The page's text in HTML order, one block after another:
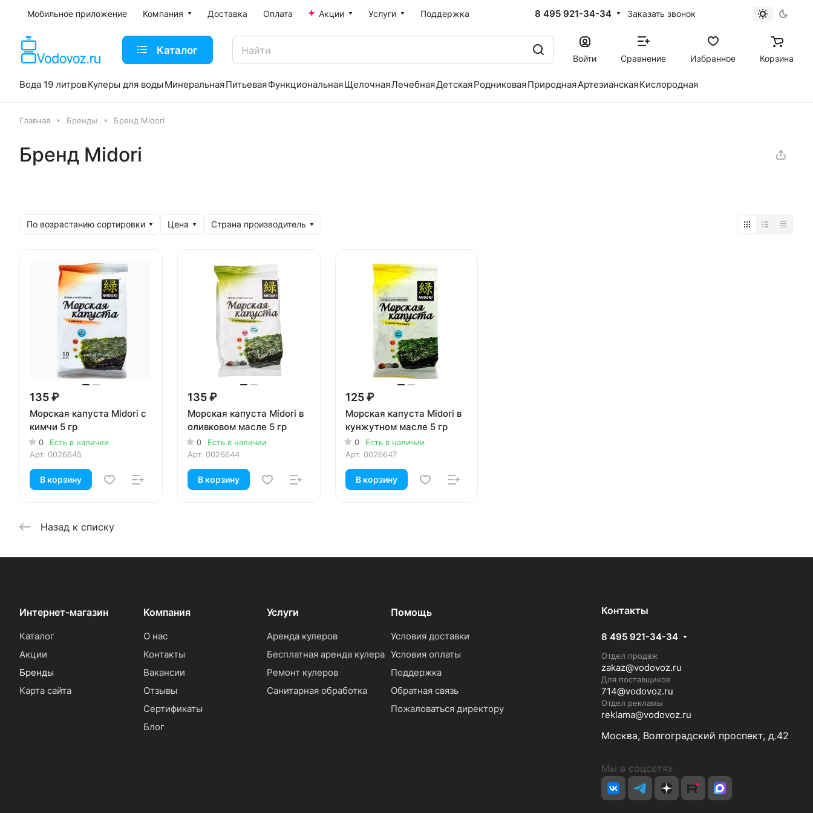
Мобильное приложение Компания Доставка Оплата Акции Услуги Поддержка 8 495 921-34-34 Заказать звонок
Каталог
Войти Сравнение Избранное Корзина
Вода 19 литровКулеры для воды МинеральнаяПитьеваяФункциональнаяЩелочнаяЛечебнаяДетскаяРодниковаяПрироднаяАртезианскаяКислородная
Главная Бренды Бренд Midori
Бренд Midori
По возрастанию сортировки Цена Страна производитель
135 ₽
Морская капуста Midori с
кимчи 5 гр
0
Есть в наличии
Арт. 0026645
В корзину
135 ₽
Морская капуста Midori в
оливковом масле 5 гр
0
Есть в наличии
Арт. 0026644
В корзину
125 ₽
Морская капуста Midori в
кунжутном масле 5 гр
0
Есть в наличии
Арт. 0026647
В корзину
Назад к списку
Интернет-магазин
Каталог
Акции
Бренды
Карта сайта
Компания
О нас
Контакты
Вакансии
Отзывы
Сертификаты
Блог
Услуги
Аренда кулеров
Бесплатная аренда кулера
Ремонт кулеров
Санитарная обработка
Помощь
Условия доставки
Условия оплаты
Поддержка
Обратная связь
Пожаловаться директору
Контакты
8 495 921-34-34
Отдел продаж
zakaz@vodovoz.ru
Для поставщиков
714@vodovoz.ru
Отдел рекламы
reklama@vodovoz.ru
Москва, Волгоградский проспект, д.42
Мы в соцсетях